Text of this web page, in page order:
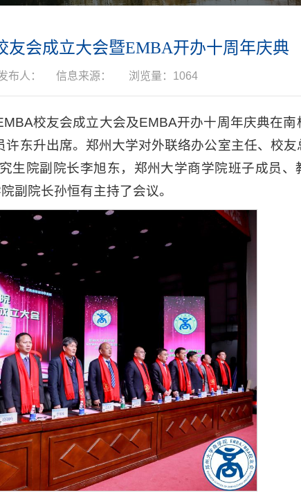
友会成立大会暨EMBA开办十周年庆典
布人： 信息来源： 浏览量： 1064
校友会成立大会及EMBA开办十周年庆典在南
东升出席。郑州大学对外联络办公室主任、校友
生院副院长李旭东，郑州大学商学院班子成员、
副院长孙恒有主持了会议。